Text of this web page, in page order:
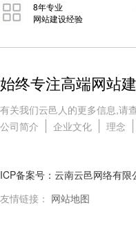
8年专业
网站建设经验
始终专注高端网站
有关我们云邑人的更多信息,请
公司简介
企业文化 理念
ICP备案号：云南云邑网络有
友情链接： 网站地图